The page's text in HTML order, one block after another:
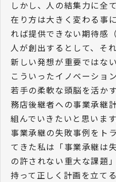
しかし、人の結集力に全
在り方は大きく変わる事
れば提供できない期待感
人が創出するとして、そ
新しい発想が重要ではな
こういったイノベーショ
若手の柔軟な頭脳を活か
務店後継者への事業承継
組んでいきたいと思います
事業承継の失敗事例をト
てきた私は「事業承継は
の許されない重大な課題
持って正しく計画を立て